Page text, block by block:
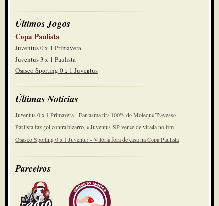
Últimos Jogos
Copa Paulista
Juventus 0 x 1 Primavera
Juventus 3 x 1 Paulista
Osasco Sporting 0 x 1 Juventus
Últimas Notícias
Juventus 0 x 1 Primavera - Fantasma tira 100% do Moleque Travesso
Paulista faz gol contra bizarro, e Juventus-SP vence de virada no fim
Osasco Sporting 0 x 1 Juventus - Vitória fora de casa na Copa Paulista
Parceiros